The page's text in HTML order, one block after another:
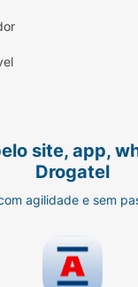
MÉDICO DEVERÁ
Referências: 1.
- Julho/2021.
site, app,
Drogatel
agilidade e sem